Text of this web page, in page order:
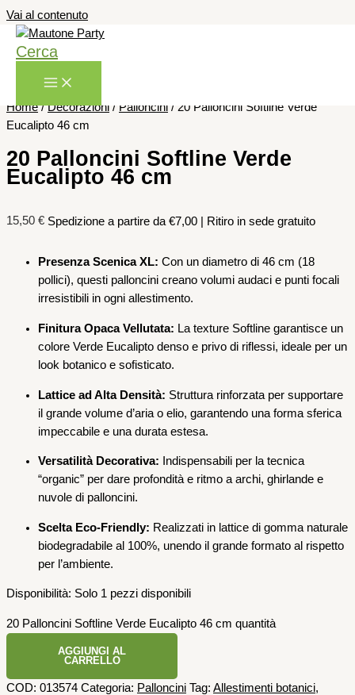
Vai al contenuto
Cerca
Home/Decorazioni / Palloncini / 20 Palloncini Softline Verde
Eucalipto 46 cm
20 Palloncini Softline Verde
Eucalipto 46 cm
15,50 € Spedizione a partire da €7,00 | Ritiro in sede gratuito
Presenza Scenica XL: Con un diametro di 46 cm (18
pollici), questi palloncini creano volumi audaci e punti focali
irresistibili in ogni allestimento.
Finitura Opaca Vellutata: La texture Softline garantisce un
colore Verde Eucalipto denso e privo di riflessi, ideale per un
look botanico e sofisticato.
Lattice ad Alta Densità: Struttura rinforzata per supportare
il grande volume d’aria o elio, garantendo una forma sferica
impeccabile e una durata estesa.
Versatilità Decorativa: Indispensabili per la tecnica
“organic” per dare profondità e ritmo a archi, ghirlande e
nuvole di palloncini.
Scelta Eco-Friendly: Realizzati in lattice di gomma naturale
biodegradabile al 100%, unendo il grande formato al rispetto
per l’ambiente.
Disponibilità: Solo 1 pezzi disponibili
20 Palloncini Softline Verde Eucalipto 46 cm quantità
AGGIUNGI AL
CARRELLO
COD: 013574 Categoria: Palloncini Tag: Allestimenti botanici,